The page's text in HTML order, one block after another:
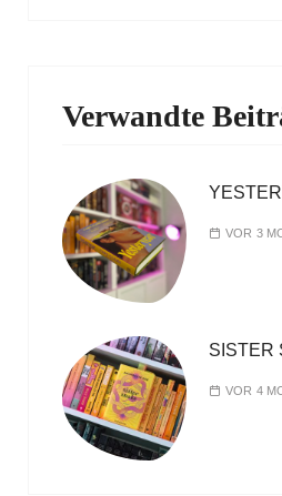
Verwandte
VOR 3
SISTER
VOR 4